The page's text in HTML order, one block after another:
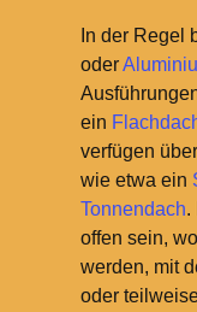
In der Regel
oder
ein
verfügen
wie etwa ein
Tonnendach.
offen sein,
werden, mit
oder